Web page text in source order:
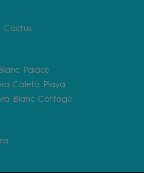
Cactus
Palace
Caleta Playa
Blanc Cottage